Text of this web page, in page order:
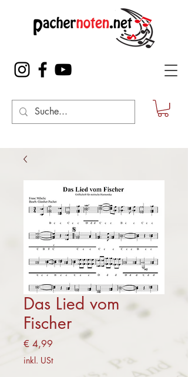
Das Lied vom
Fischer
€ 4,99
inkl. USt